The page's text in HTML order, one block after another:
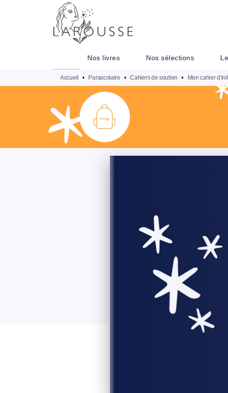
MENU
Nos livres Nos sélections
Accueil • Parascolaire • Cahiers de soutien • Mon cahier